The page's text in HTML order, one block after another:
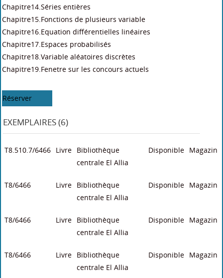
Chapitre14.Séries entières
Chapitre15.Fonctions de plusieurs variable
Chapitre16.Equation différentielles linéaires
Chapitre17.Espaces probabilisés
Chapitre18.Variable aléatoires discrètes
Chapitre19.Fenetre sur les concours actuels
Réserver
EXEMPLAIRES (6)
T8.510.7/6466 Livre Bibliothèque
centrale El Allia
Disponible Magazin
T8/6466 Livre Bibliothèque
centrale El Allia
Disponible Magazin
T8/6466 Livre Bibliothèque
centrale El Allia
Disponible Magazin
T8/6466 Livre Bibliothèque
centrale El Allia
Disponible Magazin